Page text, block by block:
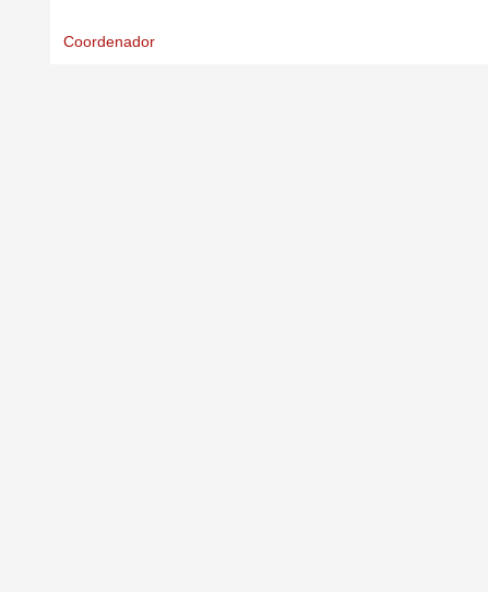
Coordenador